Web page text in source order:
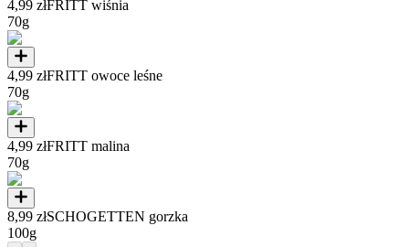
4,99 złFRITT wiśnia
70g
4,99 złFRITT owoce leśne
70g
4,99 złFRITT malina
70g
8,99 złSCHOGETTEN gorzka
100g